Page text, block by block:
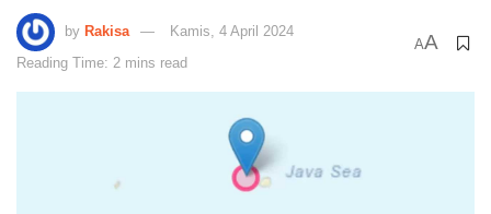
by Rakisa
Kamis, 4 April 2024
Reading Time: 2 mins read
AA